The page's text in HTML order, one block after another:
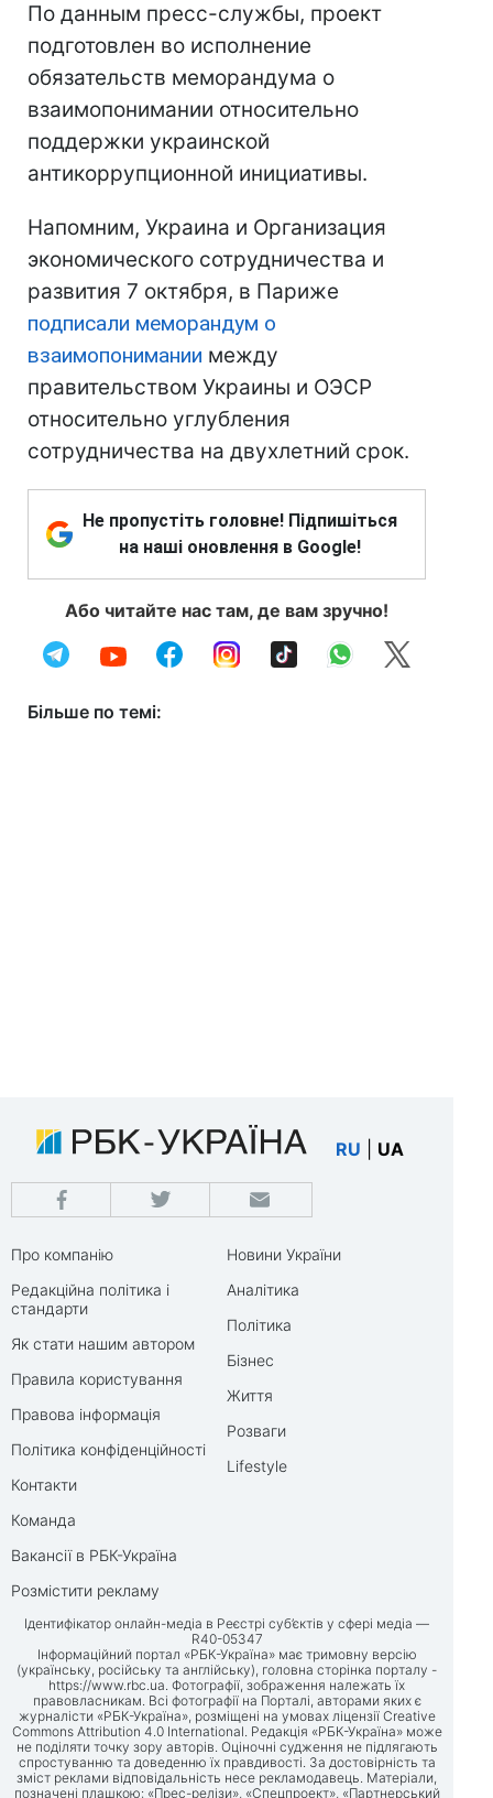
По данным пресс-службы, проект
подготовлен во исполнение
обязательств меморандума о
взаимопонимании относительно
поддержки украинской
антикоррупционной инициативы.
Напомним, Украина и Организация
экономического сотрудничества и
развития 7 октября, в Париже
подписали меморандум о
взаимопонимании между
правительством Украины и ОЭСР
относительно углубления
сотрудничества на двухлетний срок.
Не пропустіть головне! Підпишіться
на наші оновлення в Google!
Або читайте нас там, де вам зручно!
Більше по темі:
RU UA
Про компанію
Редакційна політика і
стандарти
Як стати нашим автором
Правила користування
Правова інформація
Політика конфіденційності
Контакти
Команда
Вакансії в РБК-Україна
Розмістити рекламу
Новини України
Аналітика
Політика
Бізнес
Життя
Розваги
Lifestyle
Ідентифікатор онлайн-медіа в Реєстрі суб’єктів у сфері медіа —
R40-05347
Інформаційний портал «РБК-Україна» має тримовну версію
(українську, російську та англійську), головна сторінка порталу -
https://www.rbc.ua. Фотографії, зображення належать їх
правовласникам. Всі фотографії на Порталі, авторами яких є
журналісти «РБК-Україна», розміщені на умовах ліцензії Creative
Commons Attribution 4.0 International. Редакція «РБК-Україна» може
не поділяти точку зору авторів. Оціночні судження не підлягають
спростуванню та доведенню їх правдивості. За достовірність та
зміст реклами відповідальність несе рекламодавець. Матеріали,
позначені плашкою: «Прес-релізи», «Спецпроект», «Партнерський